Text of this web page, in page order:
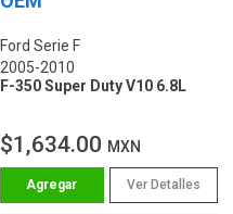
Ford Serie F
2005-2010
F-350 Super Duty V10 6.8L
$1,634.00 MXN
Ver Detalles